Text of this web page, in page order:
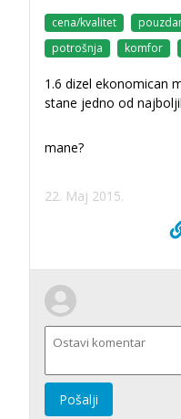
cena/kvalitet
potrošnja
komfor
1.6 dizel ekonomican
stane jedno od
mane?
22. Maj 2015.
Pošalji